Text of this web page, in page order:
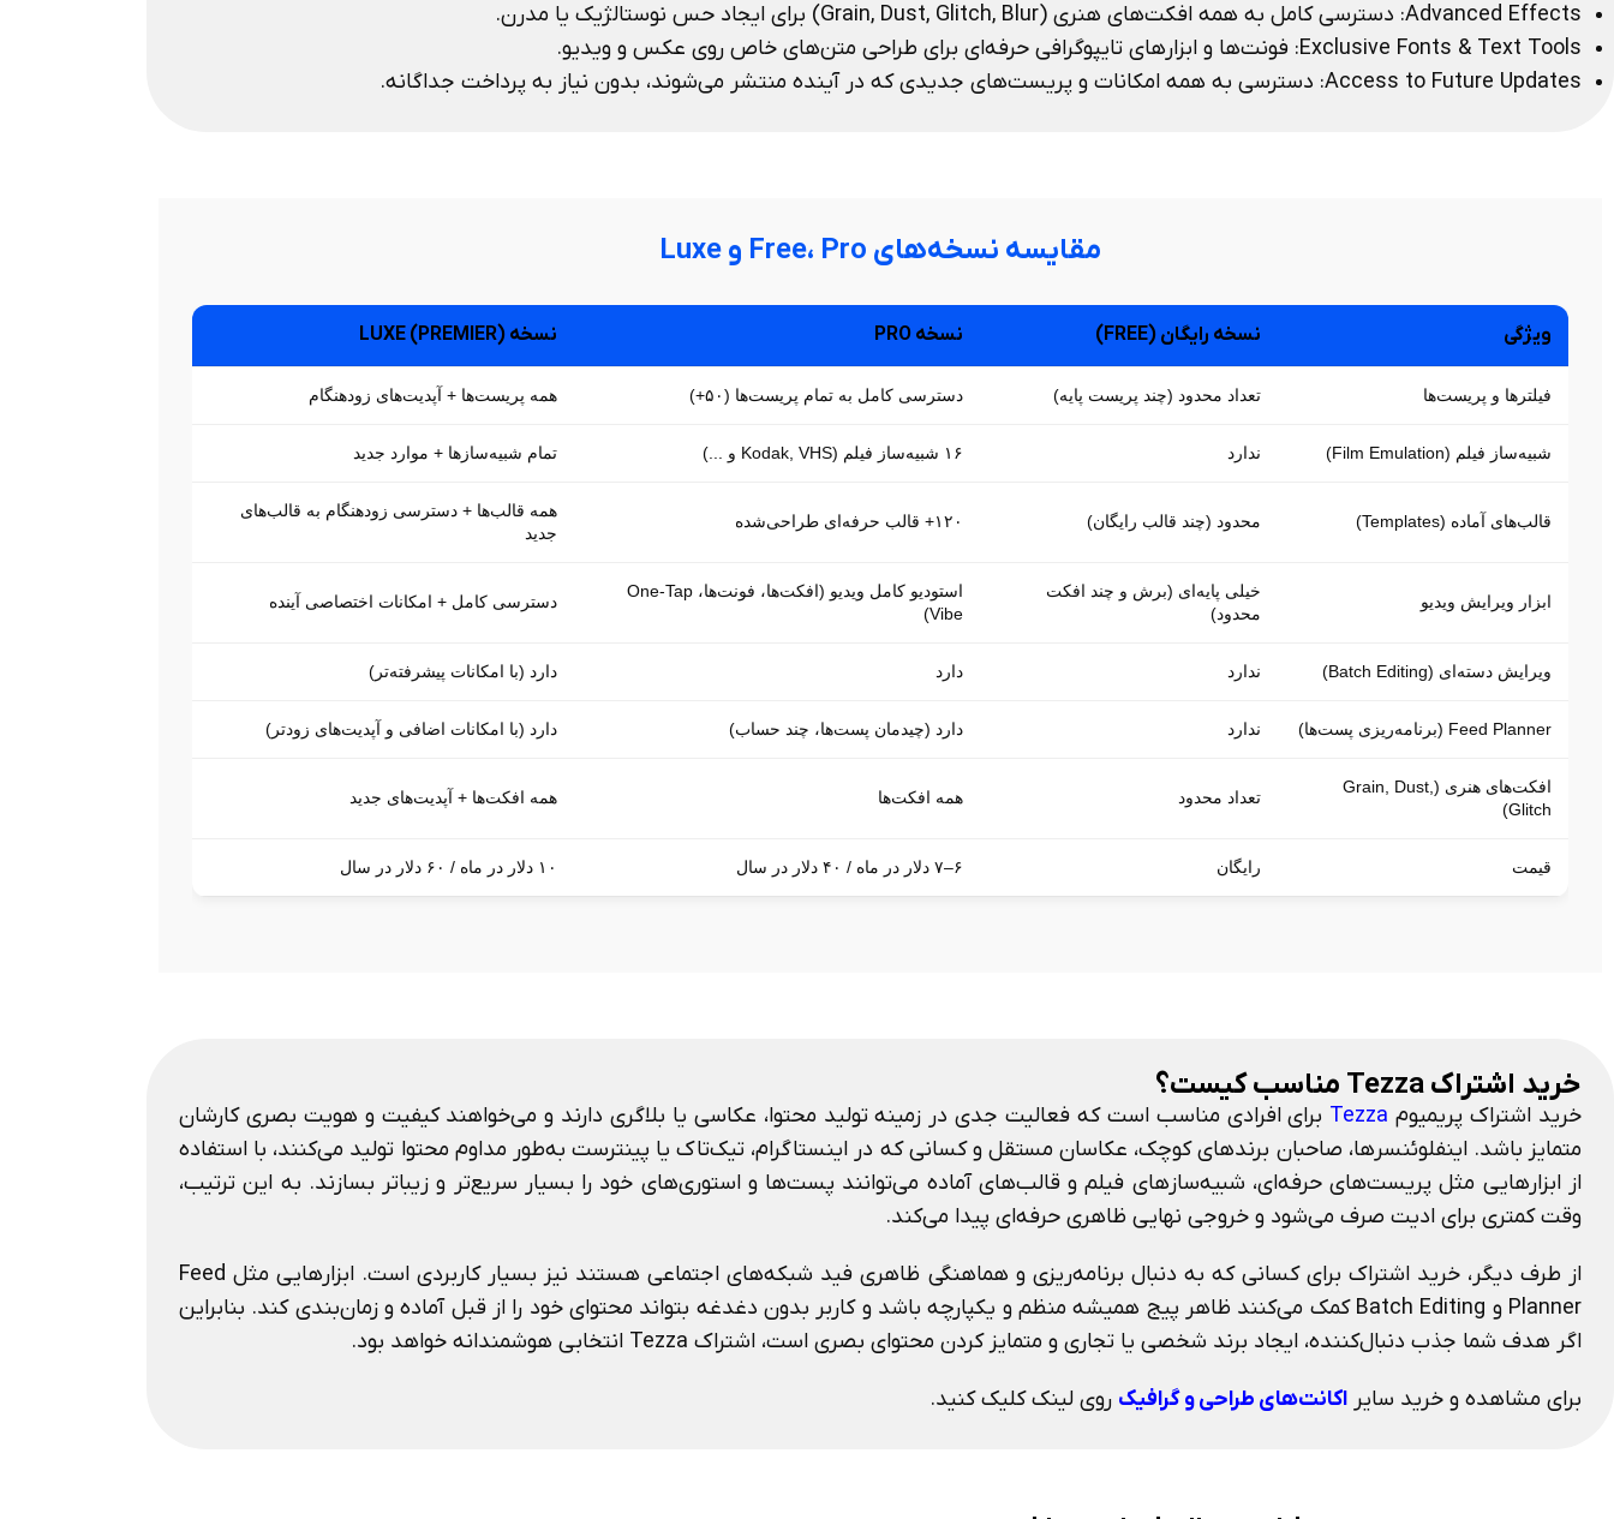
Advanced Effects: دسترسی کامل به همه افکت‌های هنری (Grain, Dust, Glitch, Blur) برای ایجاد حس نوستالژیک یا مدرن.
Exclusive Fonts & Text Tools: فونت‌ها و ابزارهای تایپوگرافی حرفه‌ای برای طراحی متن‌های خاص روی عکس و ویدیو.
Access to Future Updates: دسترسی به همه امکانات و پریست‌های جدیدی که در آینده منتشر می‌شوند، بدون نیاز به پرداخت جداگانه.
مقایسه نسخه‌های Free، Pro و Luxe
ویژگی نسخه رایگان (FREE) نسخه PRO نسخه LUXE (PREMIER)
فیلترها و پریست‌ها تعداد محدود (چند پریست پایه) دسترسی کامل به تمام پریست‌ها (۵۰+) همه پریست‌ها + آپدیت‌های زودهنگام
شبیه‌ساز فیلم (Film Emulation) ندارد ۱۶ شبیه‌ساز فیلم (Kodak, VHS و ...) تمام شبیه‌سازها + موارد جدید
قالب‌های آماده (Templates) محدود (چند قالب رایگان) ۱۲۰+ قالب حرفه‌ای طراحی‌شده
همه قالب‌ها + دسترسی زودهنگام به قالب‌های
جدید
ابزار ویرایش ویدیو
خیلی پایه‌ای (برش و چند افکت
محدود)
استودیو کامل ویدیو (افکت‌ها، فونت‌ها، One-Tap
Vibe)
دسترسی کامل + امکانات اختصاصی آینده
ویرایش دسته‌ای (Batch Editing) ندارد دارد دارد (با امکانات پیشرفته‌تر)
Feed Planner (برنامه‌ریزی پست‌ها) ندارد دارد (چیدمان پست‌ها، چند حساب) دارد (با امکانات اضافی و آپدیت‌های زودتر)
افکت‌های هنری (Grain, Dust,
Glitch)
تعداد محدود همه افکت‌ها همه افکت‌ها + آپدیت‌های جدید
قیمت رایگان ۶–۷ دلار در ماه / ۴۰ دلار در سال ۱۰ دلار در ماه / ۶۰ دلار در سال
خرید اشتراک Tezza مناسب کیست؟
خرید اشتراک پریمیوم Tezza برای افرادی مناسب است که فعالیت جدی در زمینه تولید محتوا، عکاسی یا بلاگری دارند و می‌خواهند کیفیت و هویت بصری کارشان
متمایز باشد. اینفلوئنسرها، صاحبان برندهای کوچک، عکاسان مستقل و کسانی که در اینستاگرام، تیک‌تاک یا پینترست به‌طور مداوم محتوا تولید می‌کنند، با استفاده
از ابزارهایی مثل پریست‌های حرفه‌ای، شبیه‌سازهای فیلم و قالب‌های آماده می‌توانند پست‌ها و استوری‌های خود را بسیار سریع‌تر و زیباتر بسازند. به این ترتیب،
وقت کمتری برای ادیت صرف می‌شود و خروجی نهایی ظاهری حرفه‌ای پیدا می‌کند.
از طرف دیگر، خرید اشتراک برای کسانی که به دنبال برنامه‌ریزی و هماهنگی ظاهری فید شبکه‌های اجتماعی هستند نیز بسیار کاربردی است. ابزارهایی مثل Feed
Planner و Batch Editing کمک می‌کنند ظاهر پیج همیشه منظم و یکپارچه باشد و کاربر بدون دغدغه بتواند محتوای خود را از قبل آماده و زمان‌بندی کند. بنابراین
اگر هدف شما جذب دنبال‌کننده، ایجاد برند شخصی یا تجاری و متمایز کردن محتوای بصری است، اشتراک Tezza انتخابی هوشمندانه خواهد بود.
برای مشاهده و خرید سایر اکانت‌های طراحی و گرافیک روی لینک کلیک کنید.